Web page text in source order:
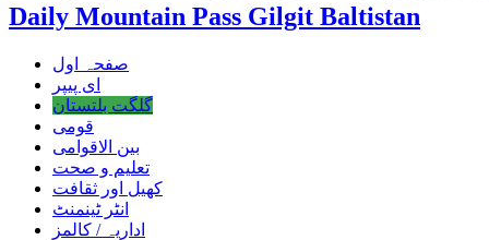
Daily Mountain Pass Gilgit Baltistan
صفحہ اول
ای پیپر
گلگت بلتستان
قومی
بین الاقوامی
تعلیم و صحت
کھیل اور ثقافت
انٹر ٹینمنٹ
اداریہ / کالمز